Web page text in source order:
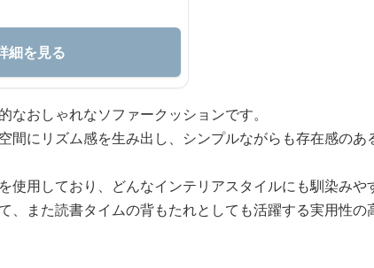
細を見る
なおしゃれなソファークッションです。
間にリズム感を生み出し、シンプルながらも存在感のあ
使用しており、どんなインテリアスタイルにも馴染みや
、また読書タイムの背もたれとしても活躍する実用性の